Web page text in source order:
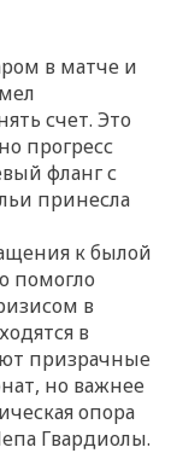
в матче и
счет. Это
прогресс
фланг с
принесла
к былой
помогло
в
в
призрачные
но важнее
опора
Гвардиолы.